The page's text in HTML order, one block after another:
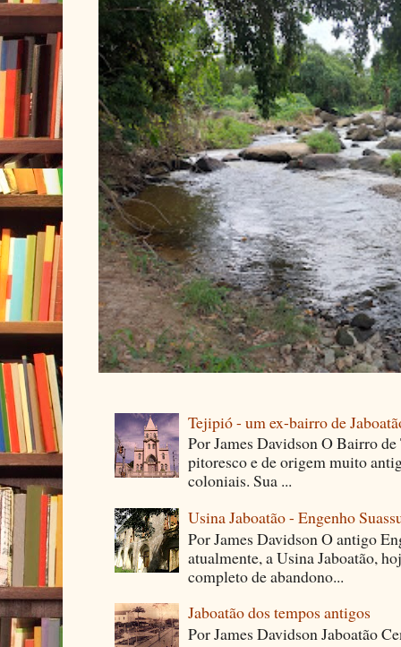
Tejipió - um ex-bairro de
Por James Davidson O Bairro
pitoresco e de origem muito
coloniais. Sua ...
Usina Jaboatão - Engenho
Por James Davidson O antigo
atualmente, a Usina Jaboatão,
completo de abandono...
Jaboatão dos tempos antigos
Por James Davidson Jaboatão